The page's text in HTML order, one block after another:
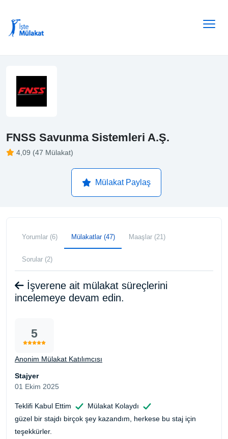
FNSS Savunma Sistemleri A.Ş.
4,09 (47 Mülakat)
Mülakat Paylaş
Yorumlar (6) Mülakatlar (47) Maaşlar (21)
Sorular (2)
İşverene ait mülakat süreçlerini
incelemeye devam edin.
5
Anonim Mülakat Katılımcısı
Stajyer
01 Ekim 2025
Teklifi Kabul Ettim
Mülakat Kolaydı
güzel bir stajdı birçok şey kazandım, herkese bu staj için
teşekkürler.